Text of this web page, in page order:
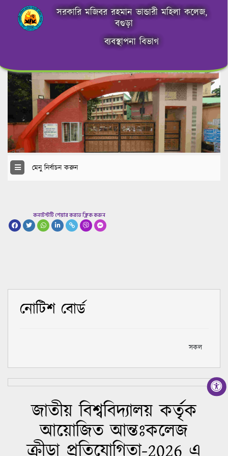
সরকারি মজিবর রহমান ভান্ডারী মহিলা কলেজ,
বগুড়া
ব্যবস্থাপনা বিভাগ
মেনু নির্বাচন করুন
কনটেন্টটি শেয়ার করতে ক্লিক করুন
নোটিশ বোর্ড
সকল
জাতীয় বিশ্ববিদ্যালয় কর্তৃক
আয়োজিত আন্তঃকলেজ